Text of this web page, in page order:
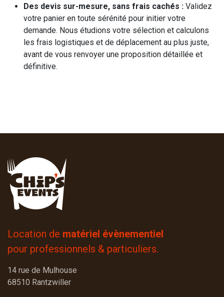
Des devis sur-mesure, sans frais cachés : Validez
votre panier en toute sérénité pour initier votre
demande. Nous étudions votre sélection et calculons
les frais logistiques et de déplacement au plus juste,
avant de vous renvoyer une proposition détaillée et
définitive.
Location de matériel évènementiel
pour professionnels & particuliers.
14 rue de Mulhouse
68510 Rantzwiller